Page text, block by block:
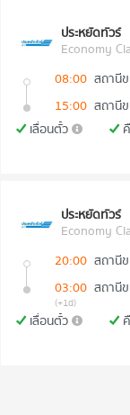
ประหยัดทัวร์
Economy
08:00 สถานี
15:00 สถานี
เลื่อนตั๋ว
ประหยัดทัวร์
Economy
20:00 สถานี
03:00 สถานี
(+1d)
เลื่อนตั๋ว